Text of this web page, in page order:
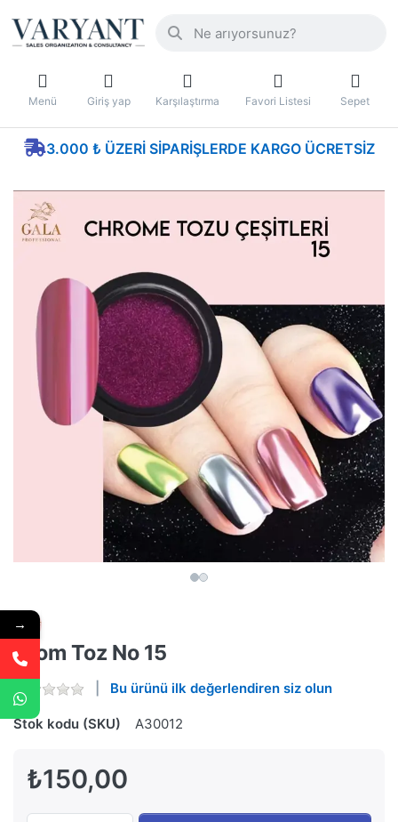
Menü Giriş yap Karşılaştırma Favori Listesi Sepet
3.000 ₺ ÜZERI SIPARIŞLERDE KARGO ÜCRETSIZ
Krom Toz No 15
Bu ürünü ilk değerlendiren siz olun
Stok kodu (SKU) A30012
₺150,00
→